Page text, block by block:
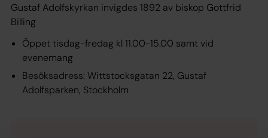
Gustaf Adolfskyrkan invigdes 1892 av biskop Gottfrid
Billing
Öppet tisdag-fredag kl 11.00-15.00 samt vid
evenemang
Besöksadress: Wittstocksgatan 22, Gustaf
Adolfsparken, Stockholm